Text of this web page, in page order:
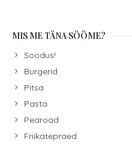
MIS ME TÄNA SÖÖME?
Soodus!
Burgerid
Pitsa
Pasta
Pearoad
Friikatepraed